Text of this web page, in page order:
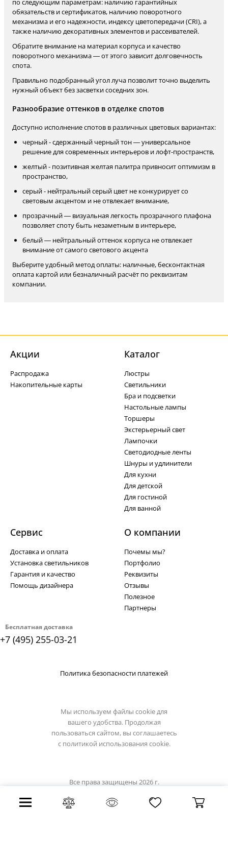
по следующим параметрам: наличию гарантийных
обязательств и сертификатов, наличию поворотного
механизма и его надежности, индексу цветопередачи (CRI), а
также наличию декоративных элементов и рассеивателей.
Обратите внимание на материал корпуса и качество
поворотного механизма — от этого зависит долговечность
спота.
Правильно подобранный угол луча позволит точно выделить
нужный объект без засветки соседних зон.
Разнообразие оттенков в отделке спотов
Доступно исполнение спотов в различных цветовых вариантах:
черный - сдержанный черный тон — универсальное
решение для современных интерьеров и лофт-пространств,
желтый - позитивная желтая палитра привносит оптимизм в
пространство,
серый - нейтральный серый цвет не конкурирует со
световым акцентом и не отвлекает внимание,
прозрачный — визуальная легкость прозрачного плафона
позволяет споту быть незаметным в интерьере,
белый — нейтральный оттенок корпуса не отвлекает
внимание от самого светового акцента
Выберите удобный метод оплаты: наличные, бесконтактная
оплата картой или безналичный расчёт по реквизитам
компании.
Бесплатная доставка
+7 (495) 255-03-21
Акции
Распродажа
Накопительные карты
Каталог
Люстры
Светильники
Бра и подсветки
Настольные лампы
Торшеры
Экстерьерный свет
Лампочки
Светодиодные ленты
Шнуры и удлинители
Для кухни
Для детской
Для гостиной
Для ванной
Сервис
Доставка и оплата
Установка светильников
Гарантия и качество
Помощь дизайнера
О компании
Почемы мы?
Портфолио
Реквизиты
Отзывы
Полезное
Партнеры
Политика безопасности платежей
Мы используем файлы cookie для
вашего удобства. Продолжая
пользоваться сайтом, вы соглашаетесь
с политикой использования cookie.
Все права защищены 2026 г.